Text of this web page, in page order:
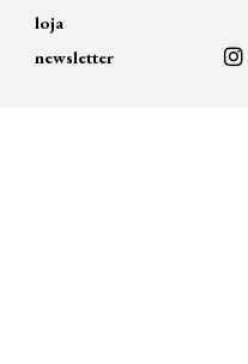
loja
newsletter